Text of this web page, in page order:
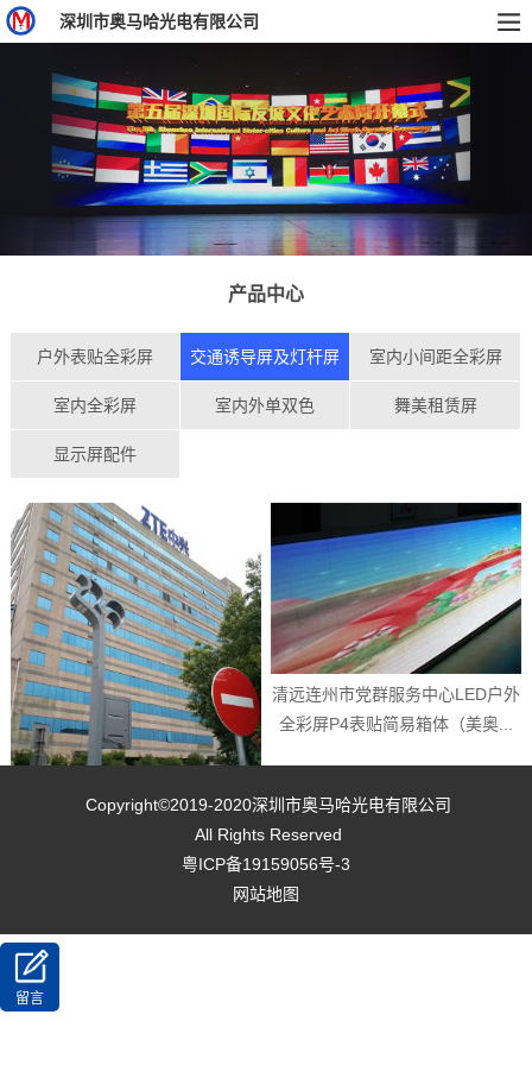
深圳市奥马哈光电有限公司
产品中心
户外表贴全彩屏 交通诱导屏及灯杆屏 室内小间距全彩屏
室内全彩屏 室内外单双色 舞美租赁屏
显示屏配件
汕头市潮阳商业街LED路灯显示屏
订制P4全彩标箱（美奥马哈）
清远连州市党群服务中心LED户外
全彩屏P4表贴简易箱体（美奥...
Copyright©2019-2020深圳市奥马哈光电有限公司
All Rights Reserved
粤ICP备19159056号-3
网站地图
留言